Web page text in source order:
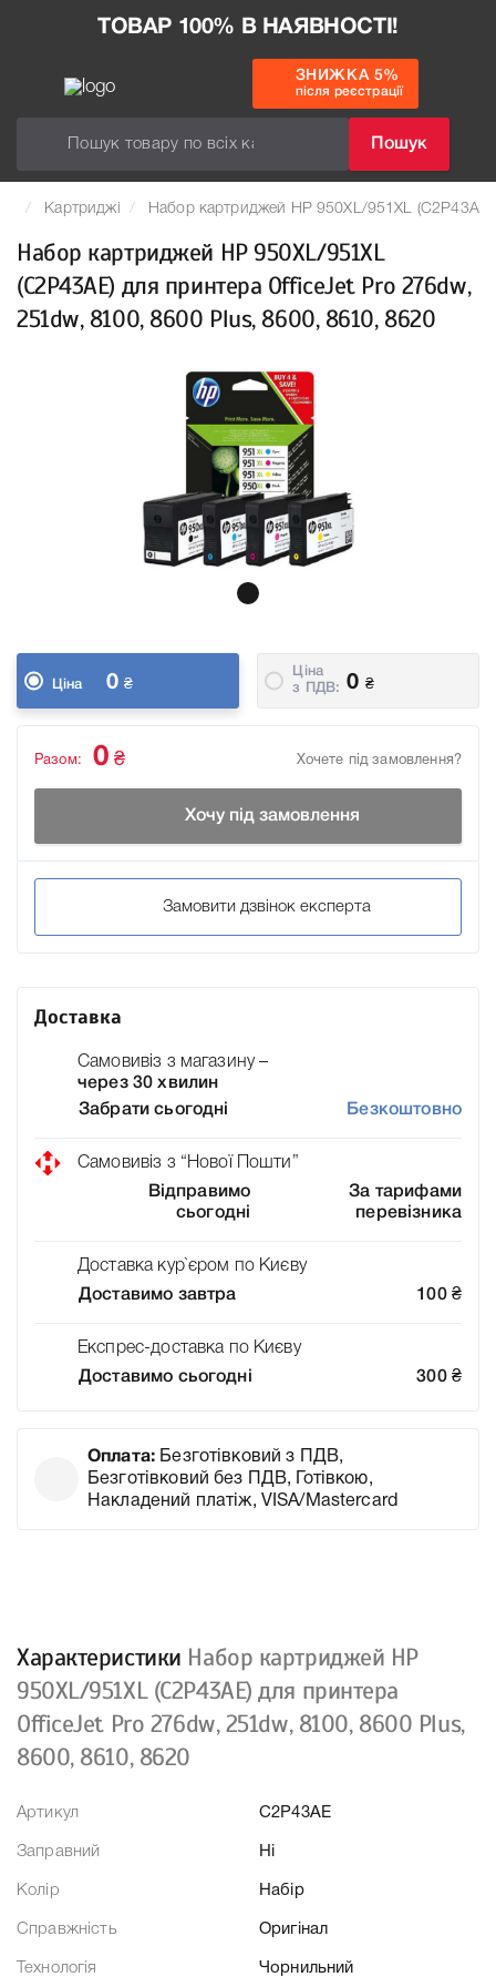
ТОВАР 100% В НАЯВНОСТІ!
Пошук
ЗНИЖКА 5%
після реєстрації
Картриджі Набор картриджей HP 950XL/951XL
Набор картриджей HP 950XL/951XL
(C2P43AE) для принтера OfficeJet Pro 276dw,
251dw, 8100, 8600 Plus, 8600, 8610, 8620
Ціна 0 ₴
Ціна
з ПДВ:
0 ₴
Хочете під замовлення?
Разом: 0 ₴
Хочу під замовлення
Замовити дзвінок експерта
Доставка
Самовивіз з магазину –
через 30 хвилин
Забрати сьогодні
Безкоштовно
Самовивіз з “Нової Пошти”
Відправимо
сьогодні
За тарифами
перевізника
Доставка кур`єром по Києву
Доставимо завтра
100 ₴
Експрес-доставка по Києву
Доставимо сьогодні
300 ₴
Оплата: Безготівковий з ПДВ,
Безготівковий без ПДВ, Готівкою,
Накладений платіж, VISA/Mastercard
Характеристики Набор картриджей HP
950XL/951XL (C2P43AE) для принтера
OfficeJet Pro 276dw, 251dw, 8100, 8600 Plus,
8600, 8610, 8620
Артикул C2P43AE
Заправний Ні
Колір Набір
Справжність Оригінал
Технологія Чорнильний